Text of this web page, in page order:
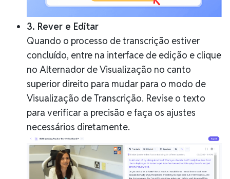
3. Rever e Editar
Quando o processo de transcrição estiver
concluído, entre na interface de edição e clique
no Alternador de Visualização no canto
superior direito para mudar para o modo de
Visualização de Transcrição. Revise o texto
para verificar a precisão e faça os ajustes
necessários diretamente.